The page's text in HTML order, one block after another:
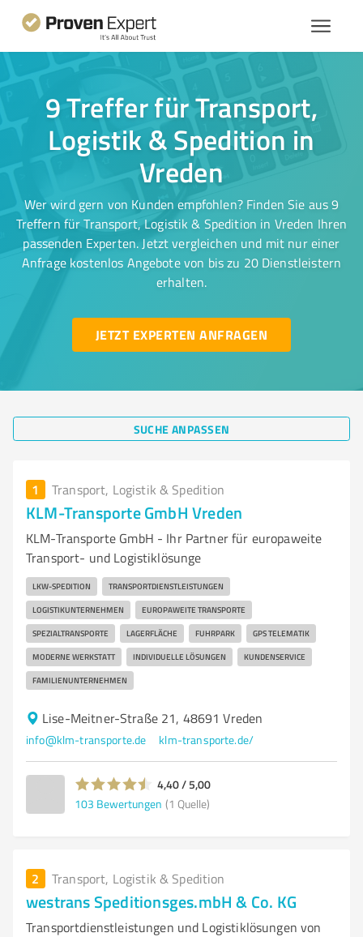
9 Treffer für Transport,
Logistik & Spedition in
Vreden
Wer wird gern von Kunden empfohlen? Finden Sie aus 9
Treffern für Transport, Logistik & Spedition in Vreden Ihren
passenden Experten. Jetzt vergleichen und mit nur einer
Anfrage kostenlos Angebote von bis zu 20 Dienstleistern
erhalten.
JETZT EXPERTEN ANFRAGEN
SUCHE ANPASSEN
1 Transport, Logistik & Spedition
KLM-Transporte GmbH Vreden
KLM-Transporte GmbH - Ihr Partner für europaweite
Transport- und Logistiklösunge
LKW-SPEDITION TRANSPORTDIENSTLEISTUNGEN
LOGISTIKUNTERNEHMEN EUROPAWEITE TRANSPORTE
SPEZIALTRANSPORTE LAGERFLÄCHE FUHRPARK GPS TELEMATIK
MODERNE WERKSTATT INDIVIDUELLE LÖSUNGEN KUNDENSERVICE
FAMILIENUNTERNEHMEN
Lise-Meitner-Straße 21, 48691 Vreden
info@klm-transporte.de klm-transporte.de/
4,40 / 5,00
103 Bewertungen (1 Quelle)
2 Transport, Logistik & Spedition
westrans Speditionsges.mbH & Co. KG
Transportdienstleistungen und Logistiklösungen von